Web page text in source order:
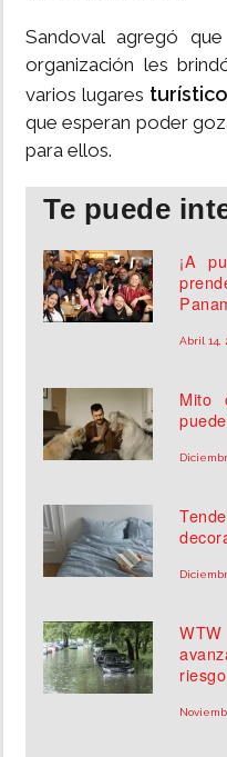
Sandoval agregó
organización les
varios lugares
que esperan poder
para ellos.
Te puede
¡A
Abril 14,
Mito